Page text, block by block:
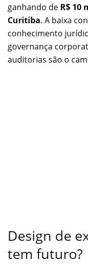
ganhando de R$ 10
Curitiba. A baixa
conhecimento
governança
auditorias são o
Design de
tem futuro?